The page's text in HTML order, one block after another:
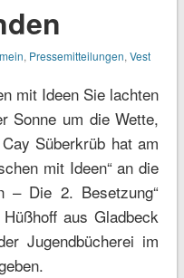
, Pressemitteilungen, Vest
mit Ideen Sie lachten
Sonne um die Wette,
Süberkrüb hat am
mit Ideen“ an die
– Die 2. Besetzung“
aus Gladbeck
Jugendbücherei im